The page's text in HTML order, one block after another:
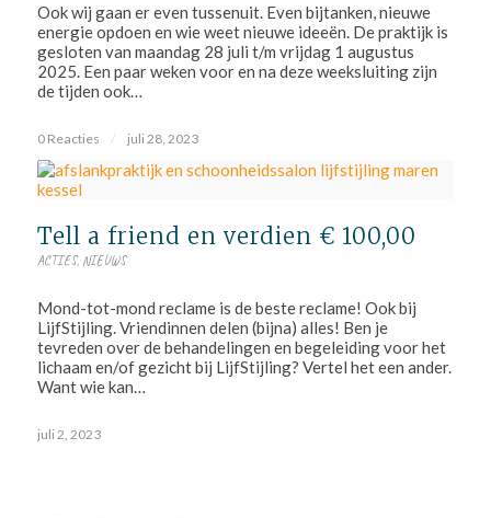
Ook wij gaan er even tussenuit. Even bijtanken, nieuwe
energie opdoen en wie weet nieuwe ideeën. De praktijk is
gesloten van maandag 28 juli t/m vrijdag 1 augustus
2025. Een paar weken voor en na deze weeksluiting zijn
de tijden ook…
0 Reacties / juli 28, 2023
Tell a friend en verdien € 100,00
ACTIES, NIEUWS
Mond-tot-mond reclame is de beste reclame! Ook bij
LijfStijling. Vriendinnen delen (bijna) alles! Ben je
tevreden over de behandelingen en begeleiding voor het
lichaam en/of gezicht bij LijfStijling? Vertel het een ander.
Want wie kan…
juli 2, 2023